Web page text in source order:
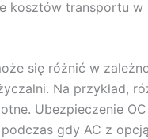
kosztów transportu w
się różnić w
Na przykład,
Ubezpieczenie
gdy AC z